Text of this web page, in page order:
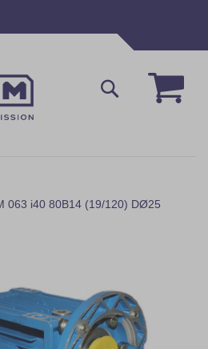
Mój
Szukaj
063 i40 80B14 (19/120) DØ25